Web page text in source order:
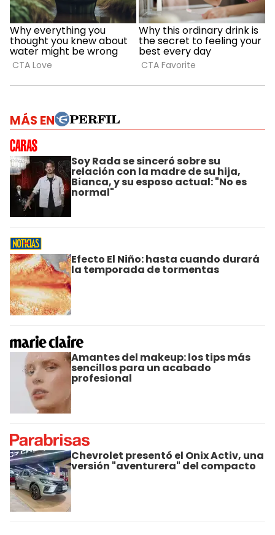
MÁS EN
Soy Rada se sinceró sobre su
relación con la madre de su hija,
Bianca, y su esposo actual: "No es
normal"
Efecto El Niño: hasta cuando durará
la temporada de tormentas
Amantes del makeup: los tips más
sencillos para un acabado
profesional
Chevrolet presentó el Onix Activ, una
versión "aventurera" del compacto